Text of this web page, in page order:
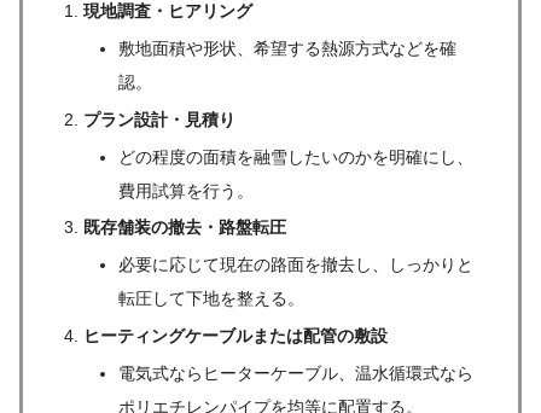
現地調査・ヒアリング
敷地面積や形状、希望する熱源方式などを確
認。
プラン設計・見積り
どの程度の面積を融雪したいのかを明確にし、
費用試算を行う。
既存舗装の撤去・路盤転圧
必要に応じて現在の路面を撤去し、しっかりと
転圧して下地を整える。
ヒーティングケーブルまたは配管の敷設
電気式ならヒーターケーブル、温水循環式なら
ポリエチレンパイプを均等に配置する。